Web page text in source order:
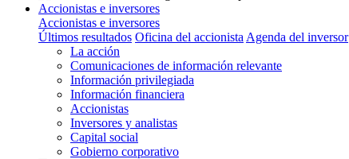
Accionistas e inversores
Accionistas e inversores
Últimos resultados Oficina del accionista Agenda del inversor
La acción
Comunicaciones de información relevante
Información privilegiada
Información financiera
Accionistas
Inversores y analistas
Capital social
Gobierno corporativo